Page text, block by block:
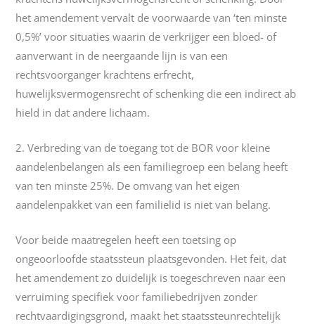
het amendement vervalt de voorwaarde van ‘ten minste
0,5%’ voor situaties waarin de verkrijger een bloed- of
aanverwant in de neergaande lijn is van een
rechtsvoorganger krachtens erfrecht,
huwelijksvermogensrecht of schenking die een indirect ab
hield in dat andere lichaam.
2. Verbreding van de toegang tot de BOR voor kleine
aandelenbelangen als een familiegroep een belang heeft
van ten minste 25%. De omvang van het eigen
aandelenpakket van een familielid is niet van belang.
Voor beide maatregelen heeft een toetsing op
ongeoorloofde staatssteun plaatsgevonden. Het feit, dat
het amendement zo duidelijk is toegeschreven naar een
verruiming specifiek voor familiebedrijven zonder
rechtvaardigingsgrond, maakt het staatssteunrechtelijk